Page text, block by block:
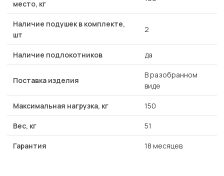
место, кг
Наличие подушек в комплекте,
шт
2
Наличие подлокотников да
Поставка изделия
В разобранном
виде
Максимальная нагрузка, кг 150
Вес, кг 51
Гарантия 18 месяцев